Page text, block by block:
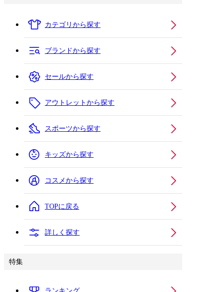
カテゴリから探す
ブランドから探す
セールから探す
アウトレットから探す
スポーツから探す
キッズから探す
コスメから探す
TOPに戻る
詳しく探す
特集